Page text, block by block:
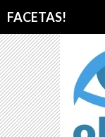
FACETAS!
PARA
O
CONTEÚDO